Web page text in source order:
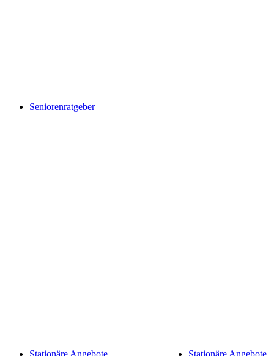
Seniorenratgeber
Stationäre Angebote Stationäre Angebote